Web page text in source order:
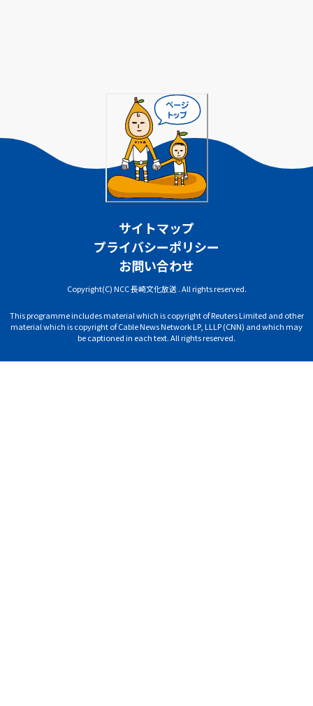
サイトマップ
プライバシーポリシー
お問い合わせ
Copyright(C) NCC 長崎文化放送 . All rights reserved.
This programme includes material which is copyright of Reuters Limited and other
material which is copyright of Cable News Network LP, LLLP (CNN) and which may
be captioned in each text. All rights reserved.